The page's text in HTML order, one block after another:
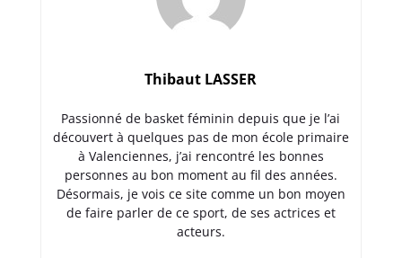
Thibaut LASSER
Passionné de basket féminin depuis que je l’ai
découvert à quelques pas de mon école primaire
à Valenciennes, j’ai rencontré les bonnes
personnes au bon moment au fil des années.
Désormais, je vois ce site comme un bon moyen
de faire parler de ce sport, de ses actrices et
acteurs.